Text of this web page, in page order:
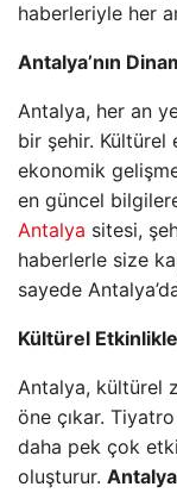
haberleriyle her
Antalya’nın
Antalya, her an
bir şehir. Kültürel
ekonomik
en güncel
Antalya sitesi,
haberlerle size
sayede
Kültürel
Antalya, kültürel
öne çıkar.
daha pek çok
oluşturur.